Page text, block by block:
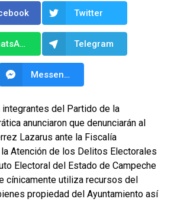
Twitter
WhatsApp Telegram
Messenger
integrantes del Partido de la
anunciaron que denunciarán al
Lazarus ante la Fiscalía
Atención de los Delitos Electorales
Electoral del Estado de Campeche
cínicamente utiliza recursos del
propiedad del Ayuntamiento así